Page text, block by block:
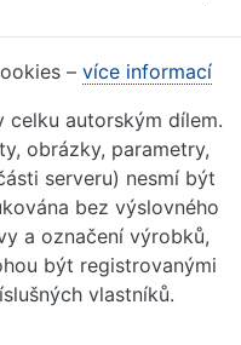
– více informací
celku autorským dílem.
obrázky, parametry,
serveru) nesmí být
bez výslovného
a označení výrobků,
být registrovanými
vlastníků.